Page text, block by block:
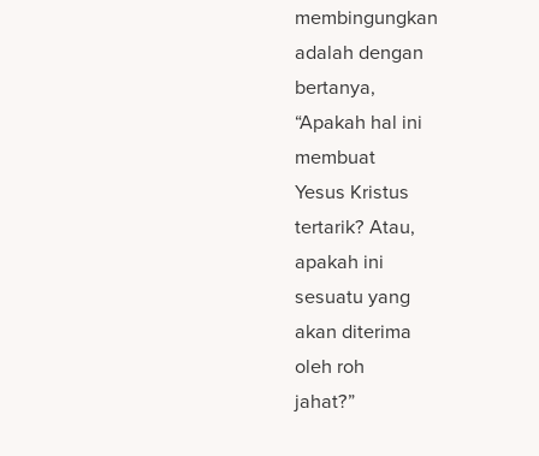
membingungkan
adalah dengan
bertanya,
“Apakah hal ini
membuat
Yesus Kristus
tertarik? Atau,
apakah ini
sesuatu yang
akan diterima
oleh roh
jahat?”